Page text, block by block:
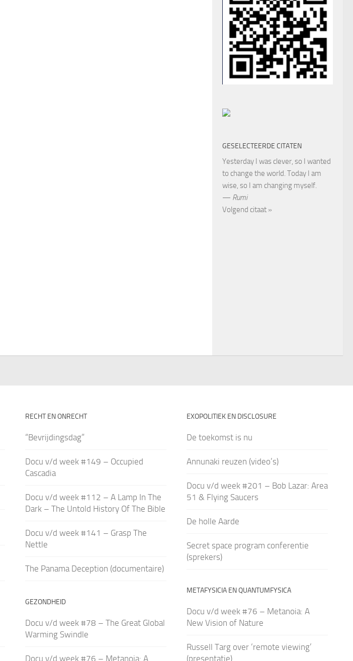
GESELECTEERDE CITATEN
Yesterday I was clever, so I wanted
to change the world. Today I am
wise, so I am changing myself.
— Rumi
Volgend citaat »
RECHT EN ONRECHT
“Bevrijdingsdag”
Docu v/d week #149 – Occupied
Cascadia
Docu v/d week #112 – A Lamp In The
Dark – The Untold History Of The Bible
Docu v/d week #141 – Grasp The
Nettle
The Panama Deception (documentaire)
GEZONDHEID
Docu v/d week #78 – The Great Global
Warming Swindle
Docu v/d week #76 – Metanoia: A
EXOPOLITIEK EN DISCLOSURE
De toekomst is nu
Annunaki reuzen (video’s)
Docu v/d week #201 – Bob Lazar: Area
51 & Flying Saucers
De holle Aarde
Secret space program conferentie
(sprekers)
METAFYSICIA EN QUANTUMFYSICA
Docu v/d week #76 – Metanoia: A
New Vision of Nature
Russell Targ over ‘remote viewing’
(presentatie)